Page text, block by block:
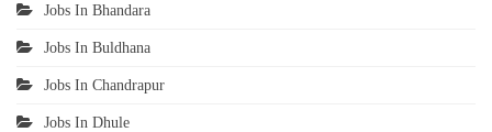
Jobs In Bhandara
Jobs In Buldhana
Jobs In Chandrapur
Jobs In Dhule